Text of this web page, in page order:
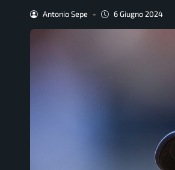
Antonio Sepe - 6 Giugno 2024